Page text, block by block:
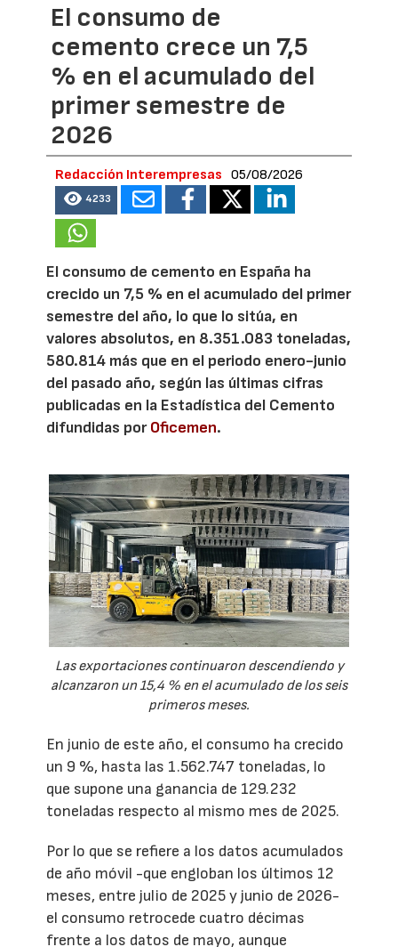
El consumo de
cemento crece un 7,5
% en el acumulado del
primer semestre de
2026
Redacción Interempresas 05/08/2026
4233
El consumo de cemento en España ha
crecido un 7,5 % en el acumulado del primer
semestre del año, lo que lo sitúa, en
valores absolutos, en 8.351.083 toneladas,
580.814 más que en el periodo enero-junio
del pasado año, según las últimas cifras
publicadas en la Estadística del Cemento
difundidas porOficemen.
Las exportaciones continuaron descendiendo y
alcanzaron un 15,4 % en el acumulado de los seis
primeros meses.
En junio de este año, el consumo ha crecido
un 9 %, hasta las 1.562.747 toneladas, lo
que supone una ganancia de 129.232
toneladas respecto al mismo mes de 2025.
Por lo que se refiere a los datos acumulados
de año móvil -que engloban los últimos 12
meses, entre julio de 2025 y junio de 2026-
el consumo retrocede cuatro décimas
frente a los datos de mayo, aunque